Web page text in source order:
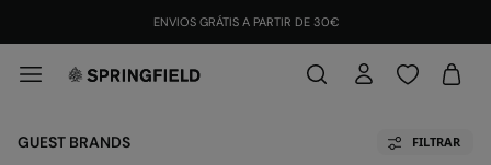
ENVIOS GRÁTIS A PARTIR DE 30€
GUEST BRANDS FILTRAR